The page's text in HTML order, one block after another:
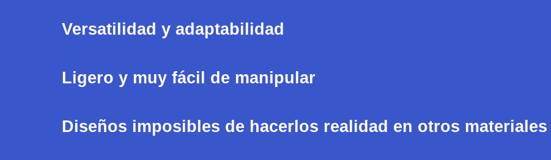
Versatilidad y adaptabilidad
Ligero y muy fácil de manipular
Diseños imposibles de hacerlos realidad en otros materiales